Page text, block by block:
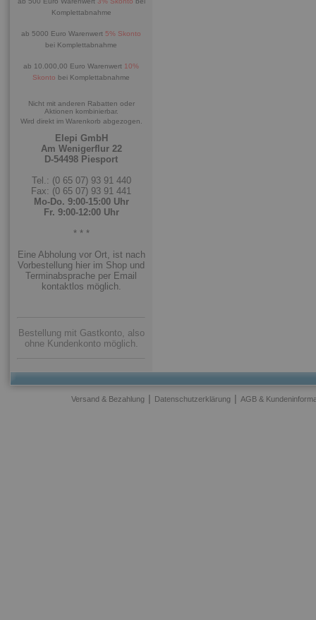
Komplettabnahme
ab 5000 Euro Warenwert 5% Skonto
bei Komplettabnahme
ab 10.000,00 Euro Warenwert 10%
Skonto bei Komplettabnahme
Nicht mit anderen Rabatten oder
Aktionen kombinierbar.
Wird direkt im Warenkorb abgezogen.
Elepi GmbH
Am Wenigerflur 22
D-54498 Piesport
Tel.: (0 65 07) 93 91 440
Fax: (0 65 07) 93 91 441
Mo-Do. 9:00-15:00 Uhr
Fr. 9:00-12:00 Uhr
* * *
Eine Abholung vor Ort, ist nach
Vorbestellung hier im Shop und
Terminabsprache per Email
kontaktlos möglich.
Bestellung mit Gastkonto, also
ohne Kundenkonto möglich.
Versand & Bezahlung | Datenschutzerklärung | AGB &